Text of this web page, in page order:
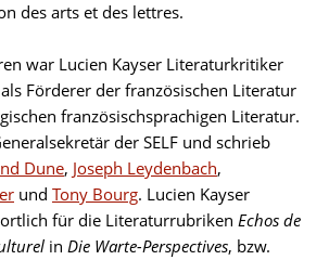
des arts et des lettres.
war Lucien Kayser Literaturkritiker
Förderer der französischen Literatur
französischsprachigen Literatur.
der SELF und schrieb
Dune, Joseph Leydenbach,
und Tony Bourg. Lucien Kayser
für die Literaturrubriken Echos de
in Die Warte-Perspectives, bzw.